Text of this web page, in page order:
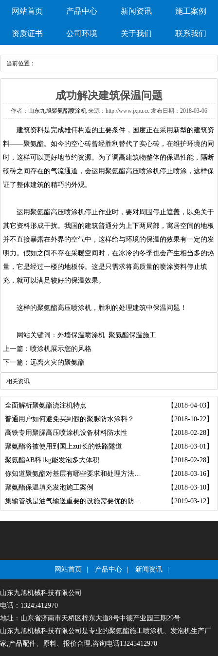
网站首页 产品中心 新闻资讯 施工案例
资质证书 公司环境 关于我们 联系我们
当前位置：
成功解决建筑保温问题
作者： 山东九旭聚氨酯喷涂机 来源：http://www.jxpu.cc发布日期：2018-03-06
建筑资料是完成雄伟构造的主要条件，国度正在采用新型的建筑资
料——聚氨酯。如今的空心砖曾经胜利替代了实心砖，在维护环境的同
时，这样可以更好地节约资源。为了调高建筑物整体的保温性能，隔断
砌砖之间存在的气流通道，会运用聚氨酯高压喷涂机停止喷涂，这样保
证了整体建筑的精巧的外观。
运用聚氨酯高压喷涂机停止作业时，要对周围停止遮盖，以免关于
其它资料形成干扰。我国的建筑普通分为上下两局部，寓居空间的地板
并不直接暴露在外界的空气中，这样给与环境的保温的效果有一定的发
明力。假如之间不存在采暖空间时，在冰冷的冬季也会产生相当多的热
量，它是经过一楼的地板传。这是只需求将高质量的喷涂资料停止填
充，就可以满足较好的保温效果。
这样的聚氨酯高压喷涂机，胜利的处理建筑中保温问题！
网站关键词：外墙保温喷涂机_聚氨酯保温施工
上一篇：喷涂机展示您的风格
下一篇：远离火灾的聚氨酯
相关资讯
全面解析聚氨酯浇注机特点
【2018-04-03】
普通用户如何避免买到假的聚脲防水涂料？
【2018-10-22】
高铁专用聚脲高压喷涂机设备材料防水性
【2018-02-28】
聚氨酯将被使用到国上zui长的铁路隧道
【2018-03-01】
聚氨酯AB料1kg能发泡多大体积
【2018-02-28】
你知道聚氨酯对基层有哪些要求和处理方法吗?
【2018-03-16】
聚氨酯保温填充发泡施工案例
【2018-03-10】
集输管线是油气输送重要的设施需要优的防腐涂层
【2019-03-12】
网站首页 产品中心 新闻资讯
山东九旭机械科技有限公司
电话：13245412970
地址：山东省济南市天桥区梓东大道8号中德产业园三期29号
山东九旭机械科技有限公司是专业的聚氨酯施工喷涂机、发泡机生产厂
家,产品配件、原料、报价合理,咨询电话13245412970